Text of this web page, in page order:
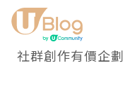
社群創作有價企劃